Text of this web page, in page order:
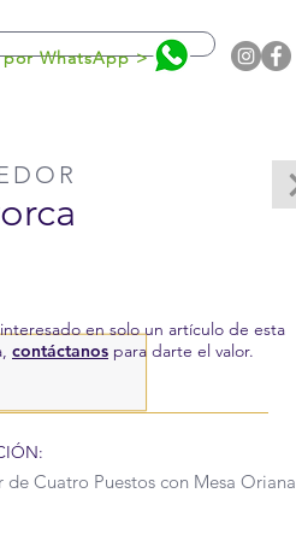
WhatsApp >
en solo un artículo de esta
contáctanos para darte el valor.
Cuatro Puestos con Mesa Oriana